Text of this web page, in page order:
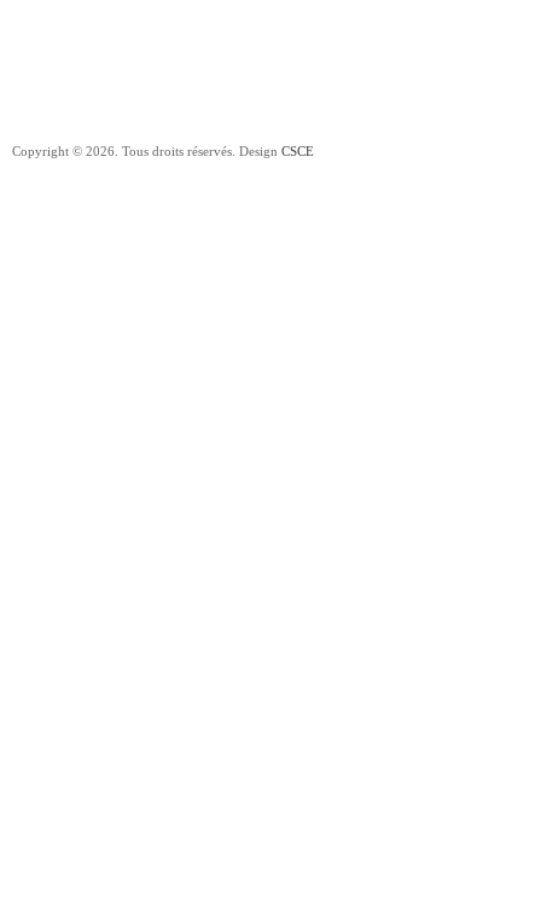
Copyright © 2026. Tous droits réservés. Design CSCE